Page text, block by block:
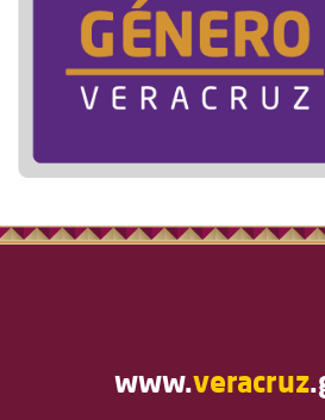
www.veracruz